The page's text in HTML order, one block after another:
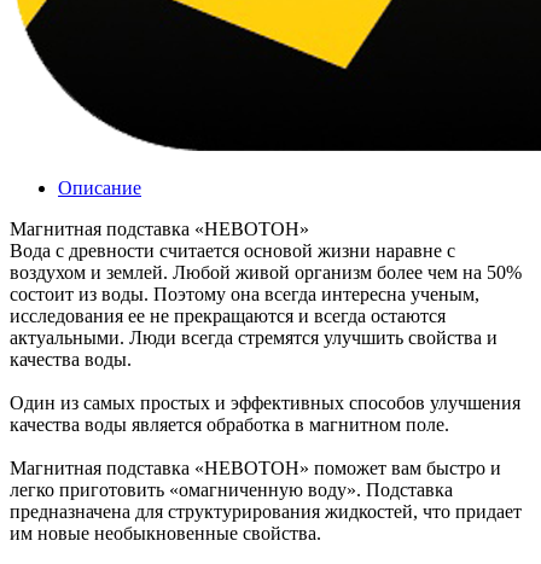
Описание
Магнитная подставка «НЕВОТОН»
Вода с древности считается основой жизни наравне с
воздухом и землей. Любой живой организм более чем на 50%
состоит из воды. Поэтому она всегда интересна ученым,
исследования ее не прекращаются и всегда остаются
актуальными. Люди всегда стремятся улучшить свойства и
качества воды.
Один из самых простых и эффективных способов улучшения
качества воды является обработка в магнитном поле.
Магнитная подставка «НЕВОТОН» поможет вам быстро и
легко приготовить «омагниченную воду». Подставка
предназначена для структурирования жидкостей, что придает
им новые необыкновенные свойства.